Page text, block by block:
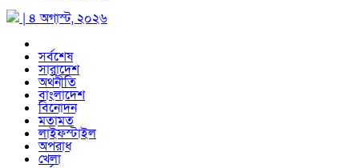
| ৪ অগাস্ট, ২০২৬
সর্বশেষ
সারাদেশ
অর্থনীতি
বাংলাদেশ
বিনোদন
মতামত
লাইফস্টাইল
অপরাধ
খেলা